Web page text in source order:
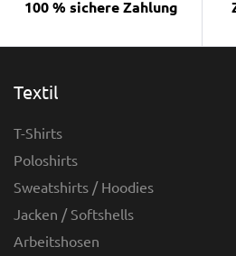
100 % sichere Zahlung
Textil
T-Shirts
Poloshirts
Sweatshirts / Hoodies
Jacken / Softshells
Arbeitshosen